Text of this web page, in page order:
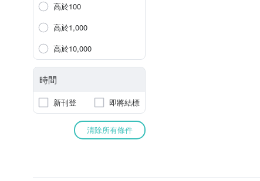
高於100
高於1,000
高於10,000
時間
新刊登 即將結標
清除所有條件